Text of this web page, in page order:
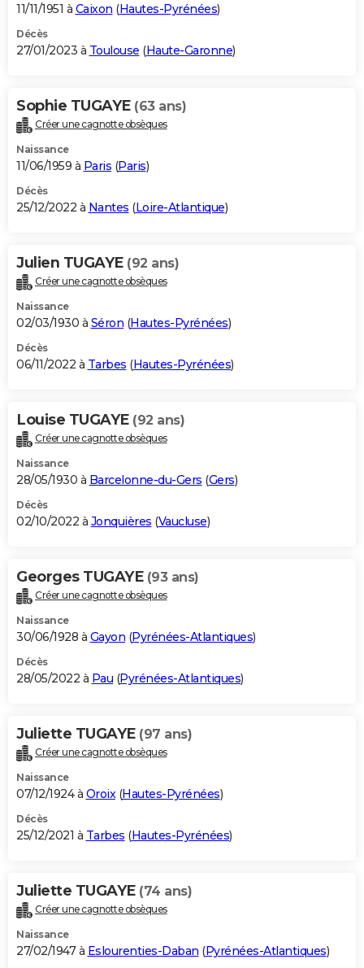
11/11/1951 à Caixon (Hautes-Pyrénées)
Décès
27/01/2023 à Toulouse (Haute-Garonne)
Sophie TUGAYE (63 ans)
Créer une cagnotte obsèques
Naissance
11/06/1959 à Paris (Paris)
Décès
25/12/2022 à Nantes (Loire-Atlantique)
Julien TUGAYE (92 ans)
Créer une cagnotte obsèques
Naissance
02/03/1930 à Séron (Hautes-Pyrénées)
Décès
06/11/2022 à Tarbes (Hautes-Pyrénées)
Louise TUGAYE (92 ans)
Créer une cagnotte obsèques
Naissance
28/05/1930 à Barcelonne-du-Gers (Gers)
Décès
02/10/2022 à Jonquières (Vaucluse)
Georges TUGAYE (93 ans)
Créer une cagnotte obsèques
Naissance
30/06/1928 à Gayon (Pyrénées-Atlantiques)
Décès
28/05/2022 à Pau (Pyrénées-Atlantiques)
Juliette TUGAYE (97 ans)
Créer une cagnotte obsèques
Naissance
07/12/1924 à Oroix(Hautes-Pyrénées)
Décès
25/12/2021 à Tarbes (Hautes-Pyrénées)
Juliette TUGAYE (74 ans)
Créer une cagnotte obsèques
Naissance
27/02/1947 à Eslourenties-Daban (Pyrénées-Atlantiques)